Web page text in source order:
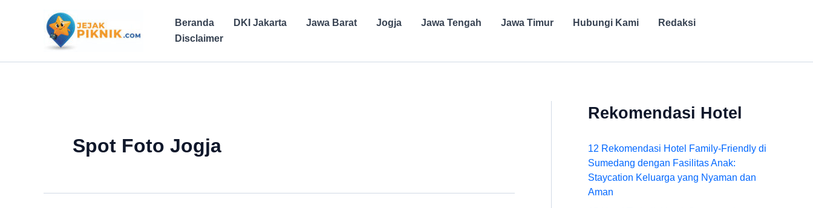
Beranda DKI Jakarta Jawa Barat Jogja Jawa Tengah Jawa Timur Hubungi Kami
Redaksi
Disclaimer
Spot Foto Jogja
Rekomendasi Hotel
12 Rekomendasi Hotel Family-Friendly di
Sumedang dengan Fasilitas Anak:
Staycation Keluarga yang Nyaman dan
Aman